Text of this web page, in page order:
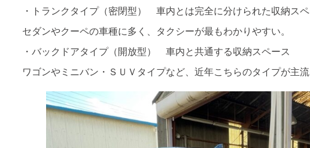
・トランクタイプ（密閉型） 車内とは完全に分けられた収納スペ
セダンやクーペの車種に多く、タクシーが最もわかりやすい。
・バックドアタイプ（開放型） 車内と共通する収納スペース
ワゴンやミニバン・ＳＵＶタイプなど、近年こちらのタイプが主流